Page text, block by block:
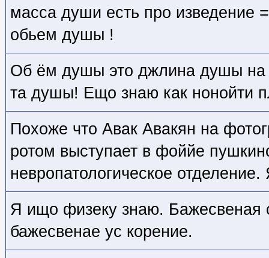
масса души есть про изведение
обьем душы !
Об ём душы это джлина душы
та душы! Ещо знаю как нонойти
Похоже что Авак Авакян на
ротом выступает в фоййе
невропатологическое
Я ищо физеку знаю. Бажесвеная
бажесвенае ус корение.